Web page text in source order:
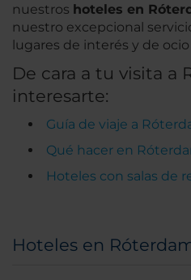
nuestros hoteles en
nuestro excepcional
lugares de interés y de
De cara a tu visita a
interesarte:
Guía de viaje a
Qué hacer en
Hoteles con salas de
Hoteles en